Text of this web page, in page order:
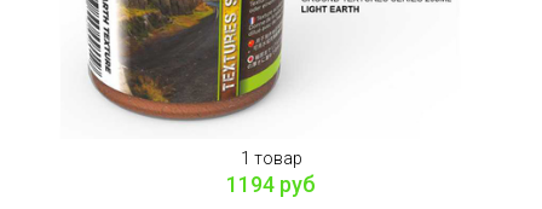
1 товар
1194 руб